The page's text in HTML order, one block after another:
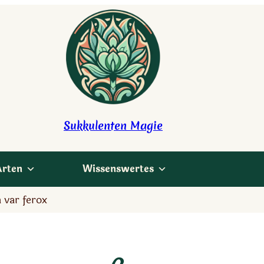
Sukkulenten Magie
Wissenswertes
var ferox